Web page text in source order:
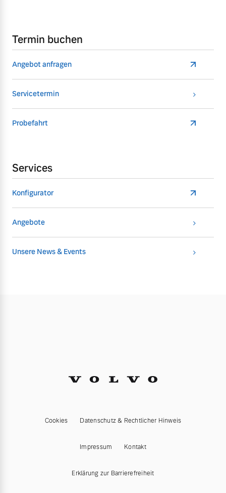
Termin buchen
Angebot anfragen
Servicetermin
Probefahrt
Services
Konfigurator
Angebote
Unsere News & Events
Cookies Datenschutz & Rechtlicher Hinweis
Impressum Kontakt
Erklärung zur Barrierefreiheit